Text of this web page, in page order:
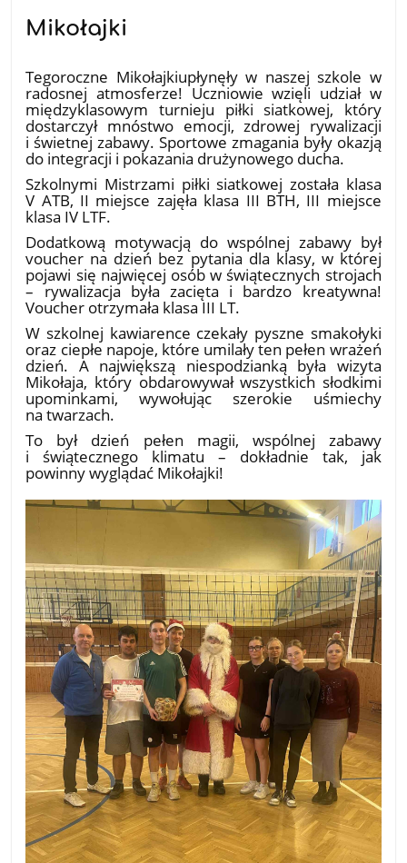
Mikołajki
Tegoroczne Mikołajkiupłynęły w naszej szkole w
radosnej atmosferze! Uczniowie wzięli udział w
międzyklasowym turnieju piłki siatkowej, który
dostarczył mnóstwo emocji, zdrowej rywalizacji
i świetnej zabawy. Sportowe zmagania były okazją
do integracji i pokazania drużynowego ducha.
Szkolnymi Mistrzami piłki siatkowej została klasa
V ATB, II miejsce zajęła klasa III BTH, III miejsce
klasa IV LTF.
Dodatkową motywacją do wspólnej zabawy był
voucher na dzień bez pytania dla klasy, w której
pojawi się najwięcej osób w świątecznych strojach
– rywalizacja była zacięta i bardzo kreatywna!
Voucher otrzymała klasa III LT.
W szkolnej kawiarence czekały pyszne smakołyki
oraz ciepłe napoje, które umilały ten pełen wrażeń
dzień. A największą niespodzianką była wizyta
Mikołaja, który obdarowywał wszystkich słodkimi
upominkami, wywołując szerokie uśmiechy
na twarzach.
To był dzień pełen magii, wspólnej zabawy
i świątecznego klimatu – dokładnie tak, jak
powinny wyglądać Mikołajki!